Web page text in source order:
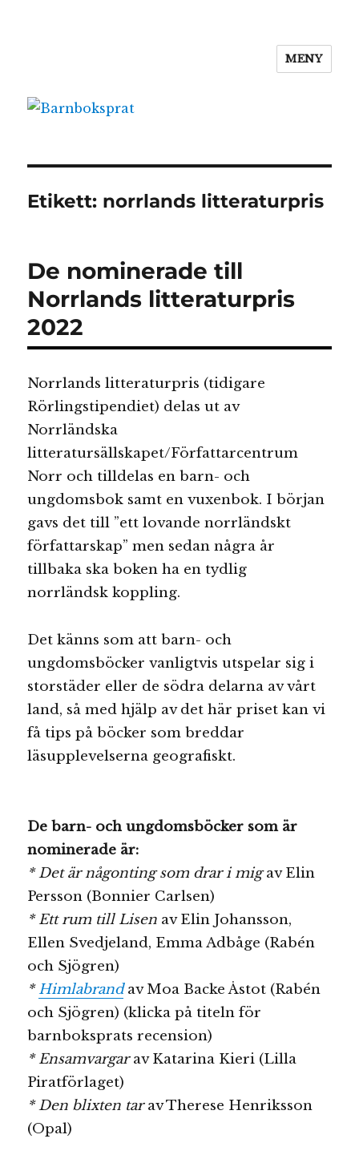
MENY
Etikett: norrlands litteraturpris
De nominerade till
Norrlands litteraturpris
2022
Norrlands litteraturpris (tidigare
Rörlingstipendiet) delas ut av
Norrländska
litteratursällskapet/Författarcentrum
Norr och tilldelas en barn- och
ungdomsbok samt en vuxenbok. I början
gavs det till ”ett lovande norrländskt
författarskap” men sedan några år
tillbaka ska boken ha en tydlig
norrländsk koppling.
Det känns som att barn- och
ungdomsböcker vanligtvis utspelar sig i
storstäder eller de södra delarna av vårt
land, så med hjälp av det här priset kan vi
få tips på böcker som breddar
läsupplevelserna geografiskt.
De barn- och ungdomsböcker som är
nominerade är:
* Det är någonting som drar i migav Elin
Persson (Bonnier Carlsen)
* Ett rum till Lisen av Elin Johansson,
Ellen Svedjeland, Emma Adbåge (Rabén
och Sjögren)
*Himlabrandav Moa Backe Åstot (Rabén
och Sjögren) (klicka på titeln för
barnboksprats recension)
* Ensamvargarav Katarina Kieri (Lilla
Piratförlaget)
* Den blixten tarav Therese Henriksson
(Opal)